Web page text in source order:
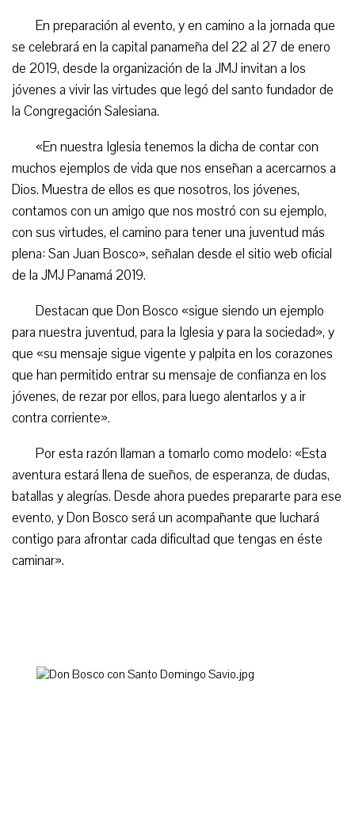
En preparación al evento, y en camino a la jornada que
se celebrará en la capital panameña del 22 al 27 de enero
de 2019, desde la organización de la JMJ invitan a los
jóvenes a vivir las virtudes que legó del santo fundador de
la Congregación Salesiana.
«En nuestra Iglesia tenemos la dicha de contar con
muchos ejemplos de vida que nos enseñan a acercarnos a
Dios. Muestra de ellos es que nosotros, los jóvenes,
contamos con un amigo que nos mostró con su ejemplo,
con sus virtudes, el camino para tener una juventud más
plena: San Juan Bosco», señalan desde el sitio web oficial
de la JMJ Panamá 2019.
Destacan que Don Bosco «sigue siendo un ejemplo
para nuestra juventud, para la Iglesia y para la sociedad», y
que «su mensaje sigue vigente y palpita en los corazones
que han permitido entrar su mensaje de confianza en los
jóvenes, de rezar por ellos, para luego alentarlos y a ir
contra corriente».
Por esta razón llaman a tomarlo como modelo: «Esta
aventura estará llena de sueños, de esperanza, de dudas,
batallas y alegrías. Desde ahora puedes prepararte para ese
evento, y Don Bosco será un acompañante que luchará
contigo para afrontar cada dificultad que tengas en éste
caminar».